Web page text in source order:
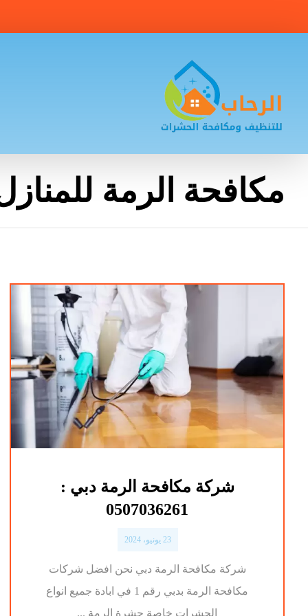
مكافحة الرمة
شركة مكافحة الرمة دبي :
0507036261
23 يونيو، 2024
شركة مكافحة الرمة دبي نحن افضل شركات
مكافحة الرمة بدبي رقم 1 في ابادة جميع انواع
الحشرات خاصة حشرة الرمة ...